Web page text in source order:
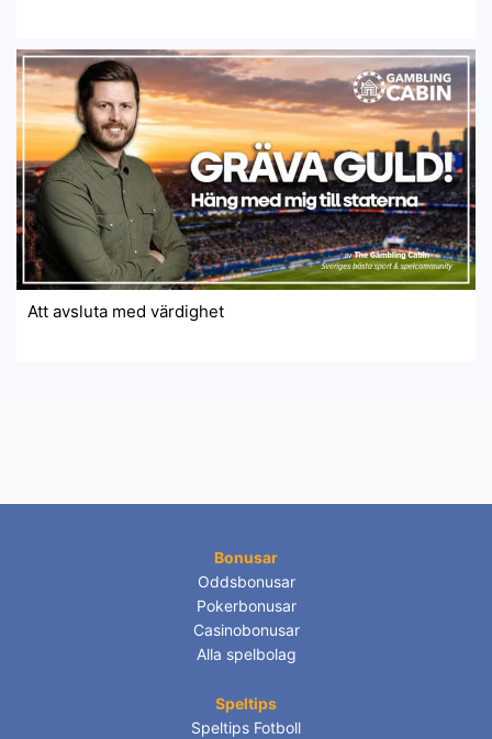
Att avsluta med värdighet
Bonusar
Oddsbonusar
Pokerbonusar
Casinobonusar
Alla spelbolag
Speltips
Speltips Fotboll